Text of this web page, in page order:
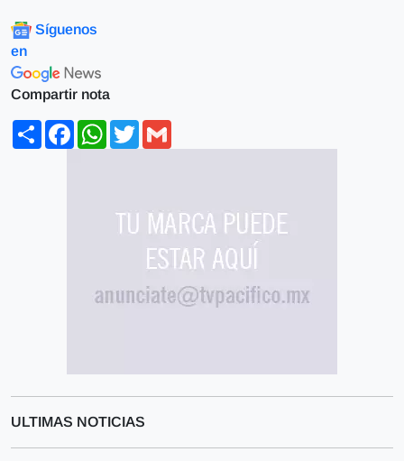
Síguenos
en
Compartir nota
ShareFacebookWhatsApp
Twitter
ULTIMAS NOTICIAS